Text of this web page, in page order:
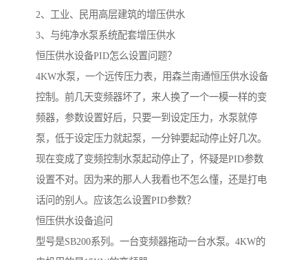
2、工业、民用高层建筑的增压供水
3、与纯净水泵系统配套增压供水
恒压供水设备PID怎么设置问题？
4KW水泵，一个远传压力表，用森兰南通恒压供水设备
控制。前几天变频器坏了，来人换了一个一模一样的变
频器，参数设置好后，只要一到设定压力，水泵就停
泵，低于设定压力就起泵，一分钟要起动停止好几次。
现在变成了变频控制水泵起动停止了，怀疑是PID参数
设置不对。因为来的那人人我看也不怎么懂，还是打电
话问的别人。应该怎么设置PID参数？
恒压供水设备追问
型号是SB200系列。一台变频器拖动一台水泵。4KW的